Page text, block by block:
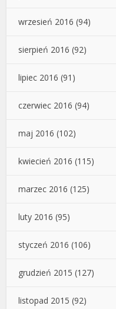
wrzesień 2016 (94)
sierpień 2016 (92)
lipiec 2016 (91)
czerwiec 2016 (94)
maj 2016 (102)
kwiecień 2016 (115)
marzec 2016 (125)
luty 2016 (95)
styczeń 2016 (106)
grudzień 2015 (127)
listopad 2015 (92)